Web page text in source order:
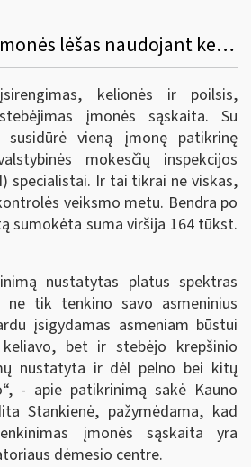
Piktnaudžiauti įmonės lėšas naudojant kelionėms ir krepšinio varžyboms nepavyko
kelionės ir poilsis,
įmonės sąskaita. Su
susidūrė vieną įmonę patikrinę
mokesčių inspekcijos
specialistai. Ir tai tikrai ne viskas,
veiksmo metu. Bendra po
sumokėta suma viršija 164 tūkst.
nustatytas platus spektras
ne tik tenkino savo asmeninius
įsigydamas asmeniam būstui
bet ir stebėjo krepšinio
nustatyta ir dėl pelno bei kitų
- apie patikrinimą sakė Kauno
Stankienė, pažymėdama, kad
įmonės sąskaita yra
dėmesio centre.